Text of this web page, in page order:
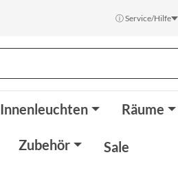
ⓘ Service/Hilfe
Innenleuchten Räume
Zubehör Sale